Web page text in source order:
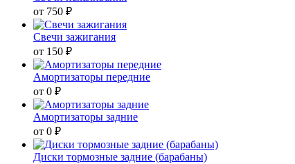
от 750 ₽
Свечи зажигания
от 150 ₽
Амортизаторы передние
от 0 ₽
Амортизаторы задние
от 0 ₽
Диски тормозные задние (барабаны)